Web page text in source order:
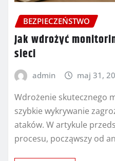
BEZPIECZEŃSTWO
Jak wdrożyć
sieci
admin maj 31,
Wdrożenie skutecznego
szybkie wykrywanie
ataków. W artykule
procesu, począwszy od